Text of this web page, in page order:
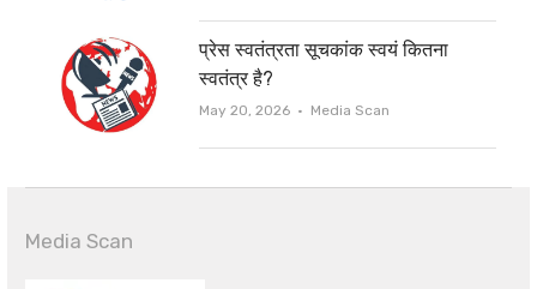
प्रेस स्वतंत्रता सूचकांक स्वयं कितना
स्वतंत्र है?
May 20, 2026 Author
Media Scan
Media Scan